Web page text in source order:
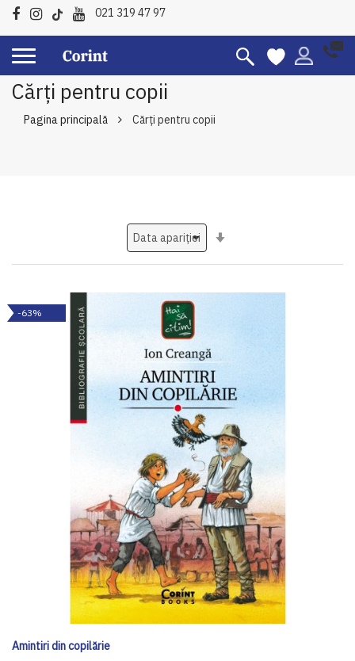
021 319 47 97
Cărți pentru copii
Pagina principală Cărți pentru copii
-63%
Amintiri din copilărie